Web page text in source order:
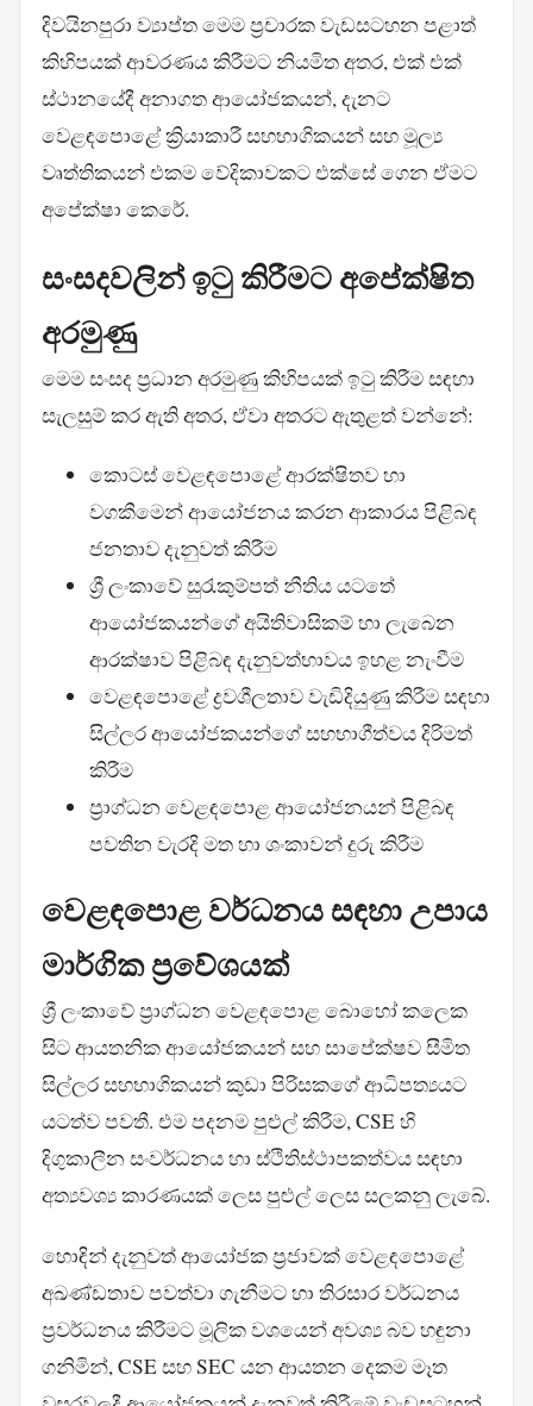
දිවයිනපුරා ව්‍යාප්ත මෙම ප්‍රචාරක වැඩසටහන පළාත්
කිහිපයක් ආවරණය කිරීමට නියමිත අතර, එක් එක්
ස්ථානයේදී අනාගත ආයෝජකයන්, දැනට
වෙළඳපොළේ ක්‍රියාකාරී සහභාගිකයන් සහ මූල්‍ය
වෘත්තිකයන් එකම වේදිකාවකට එක්සේ ගෙන ඒමට
අපේක්ෂා කෙරේ.
සංසදවලින් ඉටු කිරීමට අපේක්ෂිත
අරමුණු
මෙම සංසද ප්‍රධාන අරමුණු කිහිපයක් ඉටු කිරීම සඳහා
සැලසුම් කර ඇති අතර, ඒවා අතරට ඇතුළත් වන්නේ:
කොටස් වෙළඳපොළේ ආරක්ෂිතව හා
වගකීමෙන් ආයෝජනය කරන ආකාරය පිළිබඳ
ජනතාව දැනුවත් කිරීම
ශ්‍රී ලංකාවේ සුරැකුම්පත් නීතිය යටතේ
ආයෝජකයන්ගේ අයිතිවාසිකම් හා ලැබෙන
ආරක්ෂාව පිළිබඳ දැනුවත්භාවය ඉහළ නැංවීම
වෙළඳපොළේ ද්‍රවශීලතාව වැඩිදියුණු කිරීම සඳහා
සිල්ලර ආයෝජකයන්ගේ සහභාගීත්වය දිරිමත්
කිරීම
ප්‍රාග්ධන වෙළඳපොළ ආයෝජනයන් පිළිබඳ
පවතින වැරදි මත හා ශංකාවන් දුරු කිරීම
වෙළඳපොළ වර්ධනය සඳහා උපාය
මාර්ගික ප්‍රවේශයක්
ශ්‍රී ලංකාවේ ප්‍රාග්ධන වෙළඳපොළ බොහෝ කලෙක
සිට ආයතනික ආයෝජකයන් සහ සාපේක්ෂව සීමිත
සිල්ලර සහභාගිකයන් කුඩා පිරිසකගේ ආධිපත්‍යයට
යටත්ව පවතී. එම පදනම පුළුල් කිරීම, CSE හි
දිගුකාලීන සංවර්ධනය හා ස්ථිතිස්ථාපකත්වය සඳහා
අත්‍යවශ්‍ය කාරණයක් ලෙස පුළුල් ලෙස සලකනු ලැබේ.
හොඳින් දැනුවත් ආයෝජක ප්‍රජාවක් වෙළඳපොළේ
අඛණ්ඩතාව පවත්වා ගැනීමට හා තිරසාර වර්ධනය
ප්‍රවර්ධනය කිරීමට මූලික වශයෙන් අවශ්‍ය බව හඳුනා
ගනිමින්, CSE සහ SEC යන ආයතන දෙකම මෑත